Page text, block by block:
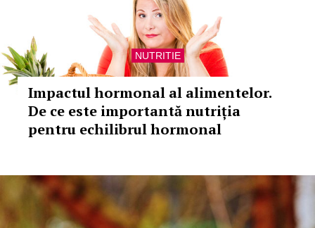
NUTRITIE
Impactul hormonal al alimentelor.
De ce este importantă nutriția
pentru echilibrul hormonal